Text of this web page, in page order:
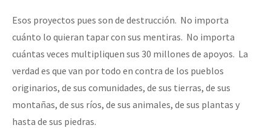
Esos proyectos pues son de destrucción. No importa
cuánto lo quieran tapar con sus mentiras. No importa
cuántas veces multipliquen sus 30 millones de apoyos. La
verdad es que van por todo en contra de los pueblos
originarios, de sus comunidades, de sus tierras, de sus
montañas, de sus ríos, de sus animales, de sus plantas y
hasta de sus piedras.